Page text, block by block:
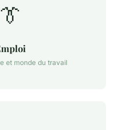
👔
et monde du travail